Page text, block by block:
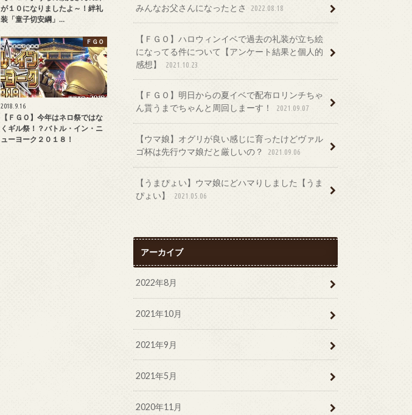
が１０になりましたよ～！絆礼
装「童子切安綱」…
ＦＧＯ
2018.9.16
【ＦＧＯ】今年はネロ祭ではな
くギル祭！？バトル・イン・ニ
ューヨーク２０１８！
みんなお父さんになったとさ 2022.08.18
【ＦＧＯ】ハロウィンイベで過去の礼装が立ち絵
になってる件について【アンケート結果と個人的
感想】
2021.10.23
【ＦＧＯ】明日からの夏イベで配布ロリンチちゃ
ん貰うまでちゃんと周回しまーす！
2021.09.07
【ウマ娘】オグリが良い感じに育ったけどヴァル
ゴ杯は先行ウマ娘だと厳しいの？
2021.09.06
【うまぴょい】ウマ娘にどハマりしました【うま
ぴょい】
2021.05.06
アーカイブ
2022年8月
2021年10月
2021年9月
2021年5月
2020年11月